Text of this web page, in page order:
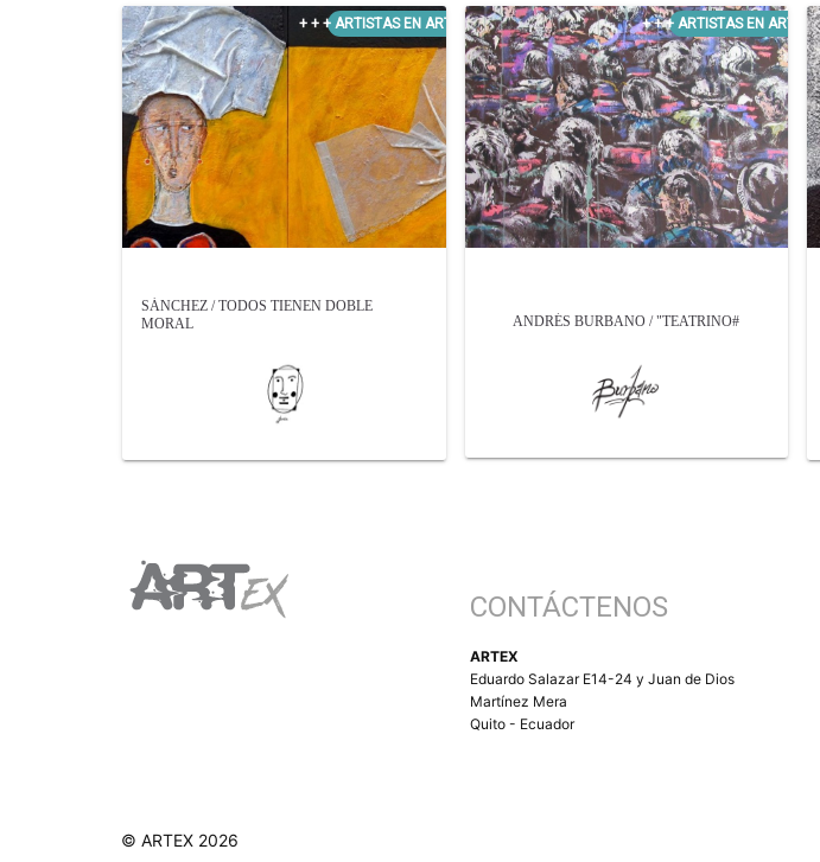
SÁNCHEZ / TODOS TIENEN DOBLE
MORAL
ANDRÉS BURBANO / "TEATRINO#
CONTÁCTENOS
ARTEX
Eduardo Salazar E14-24 y Juan de Dios
Martínez Mera
Quito - Ecuador
© ARTEX 2026